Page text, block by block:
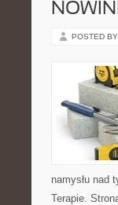
POSTED
namysłu nad
Terapie.